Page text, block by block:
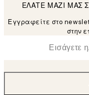
ΕΛΑΤΕ ΜΑΖΙ ΜΑΣ
Εγγραφείτε στο
στην
Ηλεκτρονική